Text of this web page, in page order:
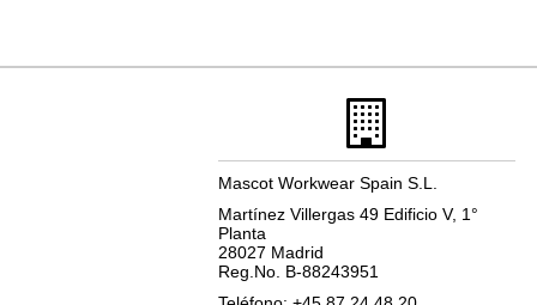
Mascot Workwear Spain S.L.
Martínez Villergas 49 Edificio V, 1°
Planta
28027 Madrid
Reg.No. B-88243951